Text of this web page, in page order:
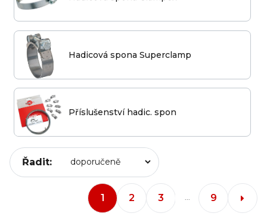
Hadicová spona Superclamp
Příslušenství hadic. spon
Řadit:
1 2 3 9